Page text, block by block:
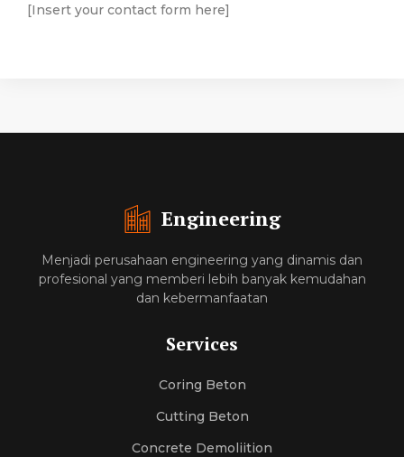
[Insert your contact form here]
Engineering
Menjadi perusahaan engineering yang dinamis dan
profesional yang memberi lebih banyak kemudahan
dan kebermanfaatan
Services
Coring Beton
Cutting Beton
Concrete Demoliition